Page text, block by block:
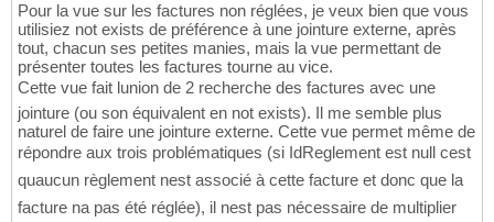
Pour la vue sur les factures non réglées, je veux bien que vous
utilisiez not exists de préférence à une jointure externe, après
tout, chacun ses petites manies, mais la vue permettant de
présenter toutes les factures tourne au vice.
Cette vue fait lunion de 2 recherche des factures avec une
jointure (ou son équivalent en not exists). Il me semble plus
naturel de faire une jointure externe. Cette vue permet même de
répondre aux trois problématiques (si IdReglement est null cest
quaucun règlement nest associé à cette facture et donc que la
facture na pas été réglée), il nest pas nécessaire de multiplier